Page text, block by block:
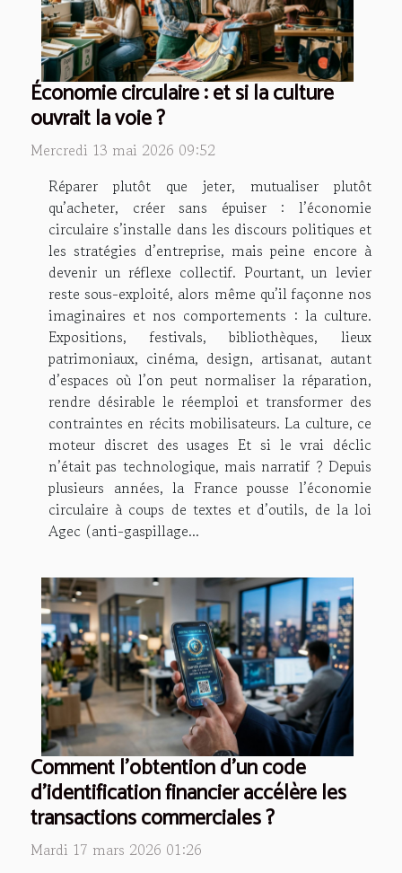
Économie circulaire : et si la culture
ouvrait la voie ?
Mercredi 13 mai 2026 09:52
Réparer plutôt que jeter, mutualiser plutôt
qu’acheter, créer sans épuiser : l’économie
circulaire s’installe dans les discours politiques et
les stratégies d’entreprise, mais peine encore à
devenir un réflexe collectif. Pourtant, un levier
reste sous-exploité, alors même qu’il façonne nos
imaginaires et nos comportements : la culture.
Expositions, festivals, bibliothèques, lieux
patrimoniaux, cinéma, design, artisanat, autant
d’espaces où l’on peut normaliser la réparation,
rendre désirable le réemploi et transformer des
contraintes en récits mobilisateurs. La culture, ce
moteur discret des usages Et si le vrai déclic
n’était pas technologique, mais narratif ? Depuis
plusieurs années, la France pousse l’économie
circulaire à coups de textes et d’outils, de la loi
Agec (anti-gaspillage...
Comment l'obtention d'un code
d'identification financier accélère les
transactions commerciales ?
Mardi 17 mars 2026 01:26